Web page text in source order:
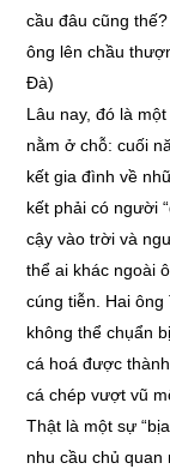
cầu đâu cũng
ông lên chầu
Đà)
Lâu nay, đó là
nằm ở chỗ: cuối
kết gia đình về
kết phải có người
cậy vào trời và
thể ai khác ngoài
cúng tiễn. Hai
không thể chụẩn
cá hoá được
cá chép vượt vũ
Thật là một sự
nhu cầu chủ